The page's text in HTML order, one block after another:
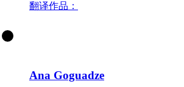
翻译作品：
Ana Goguadze